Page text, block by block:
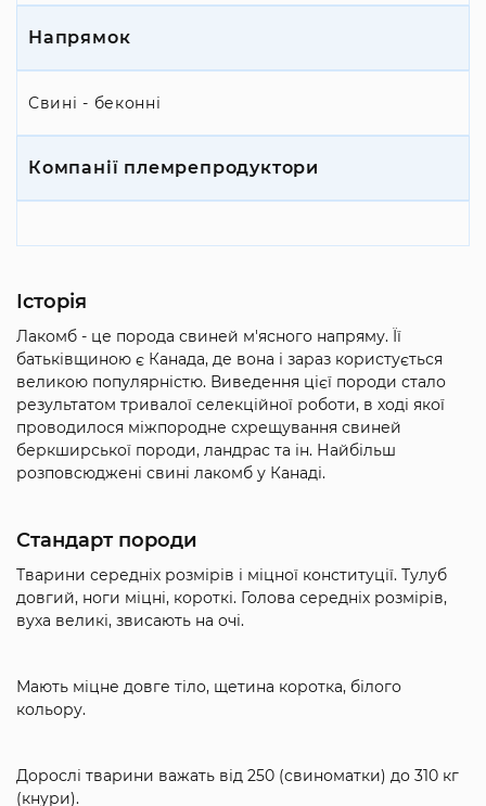
Напрямок
Свині - беконні
Компанії племрепродуктори
Історія
Лакомб - це порода свиней м'ясного напряму. Її
батьківщиною є Канада, де вона і зараз користується
великою популярністю. Виведення цієї породи стало
результатом тривалої селекційної роботи, в ході якої
проводилося міжпородне схрещування свиней
беркширської породи, ландрас та ін. Найбільш
розповсюджені свині лакомб у Канаді.
Стандарт породи
Тварини середніх розмірів і міцної конституції. Тулуб
довгий, ноги міцні, короткі. Голова середніх розмірів,
вуха великі, звисають на очі.
Мають міцне довге тіло, щетина коротка, білого
кольору.
Дорослі тварини важать від 250 (свиноматки) до 310 кг
(кнури).